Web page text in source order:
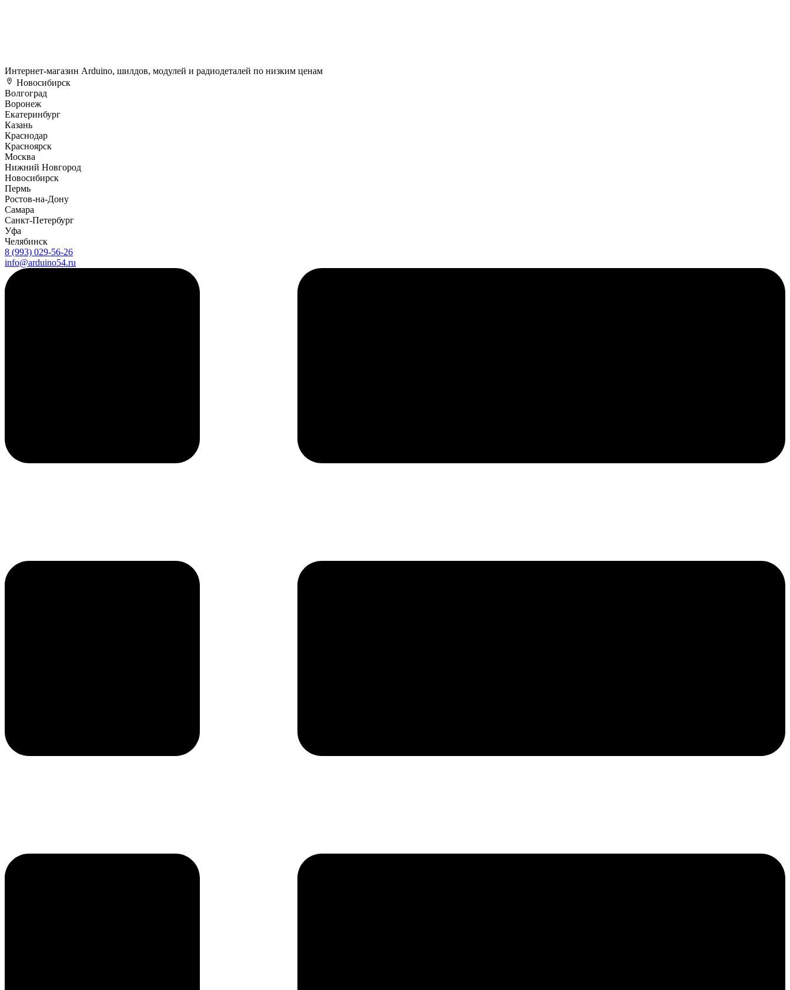
Интернет-магазин Arduino, шилдов, модулей и радиодеталей по низким ценам
Новосибирск
Волгоград
Воронеж
Екатеринбург
Казань
Краснодар
Красноярск
Москва
Нижний Новгород
Новосибирск
Пермь
Ростов-на-Дону
Самара
Санкт-Петербург
Уфа
Челябинск
8 (993) 029-56-26
info@arduino54.ru